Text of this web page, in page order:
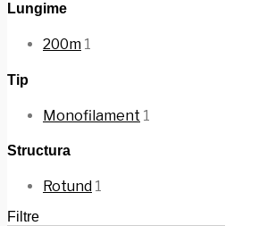
Lungime
200m 1
Tip
Monofilament 1
Structura
Rotund 1
Filtre